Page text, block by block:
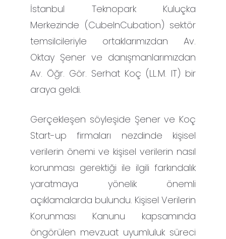
İstanbul Teknopark Kuluçka
Merkezinde (CubeInCubation) sektör
temsilcileriyle ortaklarımızdan Av.
Oktay Şener ve danışmanlarımızdan
Av. Öğr. Gör. Serhat Koç (LL.M. IT) bir
araya geldi.
Gerçekleşen söyleşide Şener ve Koç
Start-up firmaları nezdinde kişisel
verilerin önemi ve kişisel verilerin nasıl
korunması gerektiği ile ilgili farkındalık
yaratmaya yönelik önemli
açıklamalarda bulundu. Kişisel Verilerin
Korunması Kanunu kapsamında
öngörülen mevzuat uyumluluk süreci